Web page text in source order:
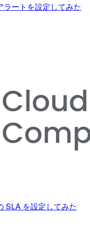
ートを設定してみた
SLA を設定してみた